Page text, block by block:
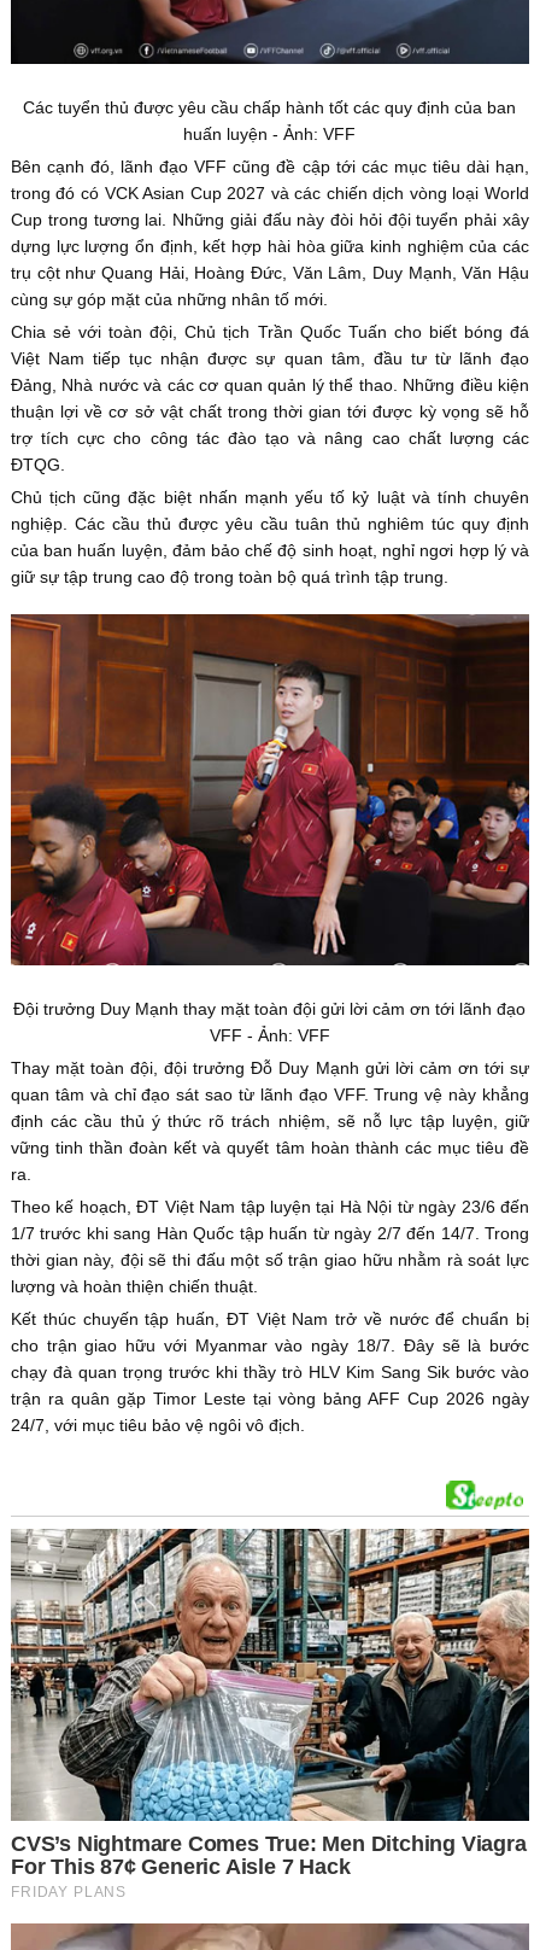
Các tuyển thủ được yêu cầu chấp hành tốt các quy định của ban
huấn luyện - Ảnh: VFF
Bên cạnh đó, lãnh đạo VFF cũng đề cập tới các mục tiêu dài hạn,
trong đó có VCK Asian Cup 2027 và các chiến dịch vòng loại World
Cup trong tương lai. Những giải đấu này đòi hỏi đội tuyển phải xây
dựng lực lượng ổn định, kết hợp hài hòa giữa kinh nghiệm của các
trụ cột như Quang Hải, Hoàng Đức, Văn Lâm, Duy Mạnh, Văn Hậu
cùng sự góp mặt của những nhân tố mới.
Chia sẻ với toàn đội, Chủ tịch Trần Quốc Tuấn cho biết bóng đá
Việt Nam tiếp tục nhận được sự quan tâm, đầu tư từ lãnh đạo
Đảng, Nhà nước và các cơ quan quản lý thể thao. Những điều kiện
thuận lợi về cơ sở vật chất trong thời gian tới được kỳ vọng sẽ hỗ
trợ tích cực cho công tác đào tạo và nâng cao chất lượng các
ĐTQG.
Chủ tịch cũng đặc biệt nhấn mạnh yếu tố kỷ luật và tính chuyên
nghiệp. Các cầu thủ được yêu cầu tuân thủ nghiêm túc quy định
của ban huấn luyện, đảm bảo chế độ sinh hoạt, nghỉ ngơi hợp lý và
giữ sự tập trung cao độ trong toàn bộ quá trình tập trung.
Đội trưởng Duy Mạnh thay mặt toàn đội gửi lời cảm ơn tới lãnh đạo
VFF - Ảnh: VFF
Thay mặt toàn đội, đội trưởng Đỗ Duy Mạnh gửi lời cảm ơn tới sự
quan tâm và chỉ đạo sát sao từ lãnh đạo VFF. Trung vệ này khẳng
định các cầu thủ ý thức rõ trách nhiệm, sẽ nỗ lực tập luyện, giữ
vững tinh thần đoàn kết và quyết tâm hoàn thành các mục tiêu đề
ra.
Theo kế hoạch, ĐT Việt Nam tập luyện tại Hà Nội từ ngày 23/6 đến
1/7 trước khi sang Hàn Quốc tập huấn từ ngày 2/7 đến 14/7. Trong
thời gian này, đội sẽ thi đấu một số trận giao hữu nhằm rà soát lực
lượng và hoàn thiện chiến thuật.
Kết thúc chuyến tập huấn, ĐT Việt Nam trở về nước để chuẩn bị
cho trận giao hữu với Myanmar vào ngày 18/7. Đây sẽ là bước
chạy đà quan trọng trước khi thầy trò HLV Kim Sang Sik bước vào
trận ra quân gặp Timor Leste tại vòng bảng AFF Cup 2026 ngày
24/7, với mục tiêu bảo vệ ngôi vô địch.